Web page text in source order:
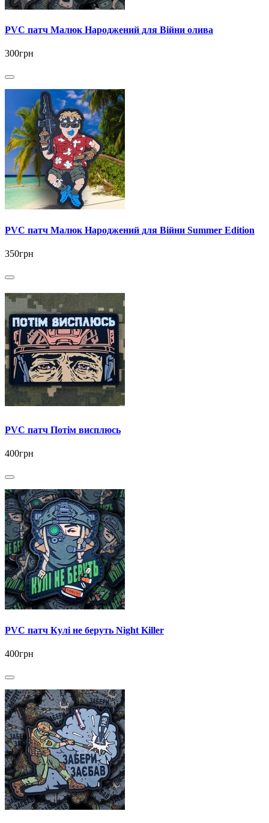
PVC патч Малюк Народжений для Війни олива
300грн
PVC патч Малюк Народжений для Війни Summer Edition
350грн
PVC патч Потім висплюсь
400грн
PVC патч Кулі не беруть Night Killer
400грн